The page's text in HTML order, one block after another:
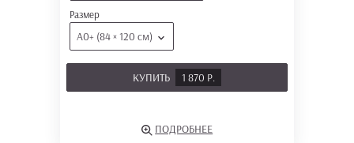
Размер
А0+ (84 × 120 см)
КУПИТЬ 1 870 Р.
ПОДРОБНЕЕ